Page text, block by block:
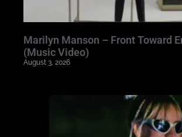
Marilyn Manson – Front Toward
(Music Video)
August 3, 2026